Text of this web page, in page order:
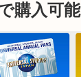
購入可能